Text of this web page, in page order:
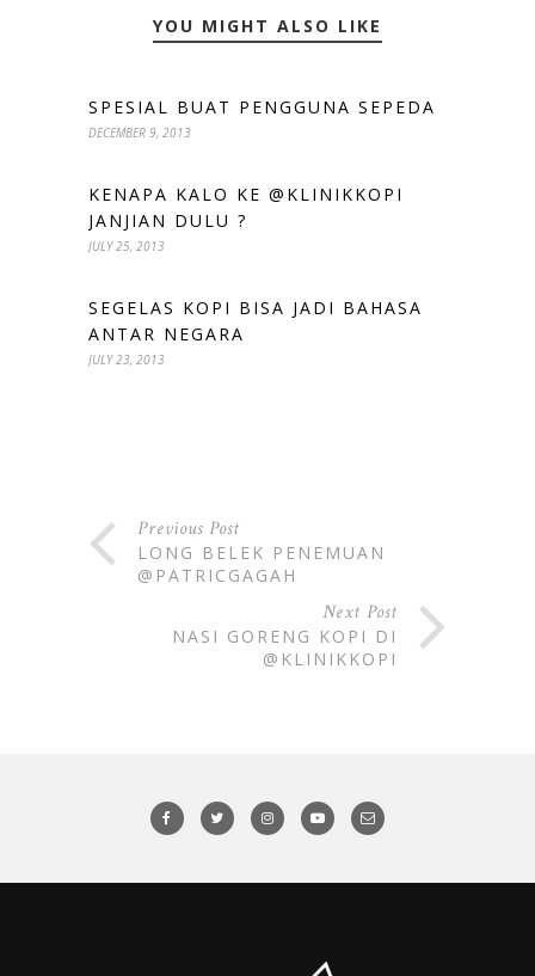
YOU MIGHT ALSO LIKE
SPESIAL BUAT PENGGUNA SEPEDA
DECEMBER 9, 2013
KENAPA KALO KE @KLINIKKOPI
JANJIAN DULU ?
JULY 25, 2013
SEGELAS KOPI BISA JADI BAHASA
ANTAR NEGARA
JULY 23, 2013
Previous Post
LONG BELEK PENEMUAN
@PATRICGAGAH
Next Post
NASI GORENG KOPI DI
@KLINIKKOPI